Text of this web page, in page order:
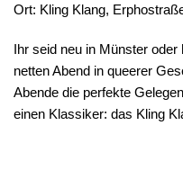
Ort: Kling Klang,
Ihr seid neu in Münster
netten Abend in queerer
Abende die perfekte
einen Klassiker: das Kling